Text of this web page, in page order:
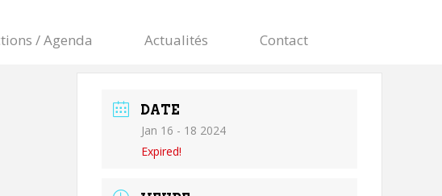
/ Agenda Actualités Contact
DATE
Jan 16 - 18 2024
Expired!